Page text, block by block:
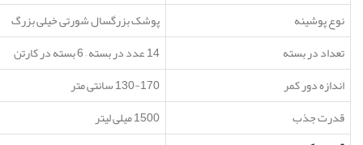
نوع پوشینه
پوشک بزرگسال شورتی خیلی بزرگ
تعداد در بسته
14 عدد در بسته – 6 بسته در کارتن
اندازه دور کمر
130-170 سانتی متر
قدرت جذب
1500 میلی لیتر